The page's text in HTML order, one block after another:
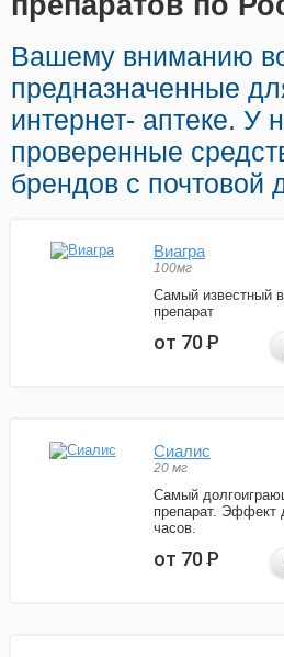
Вашему вниманию
предназначенные
интернет- аптеке. У
проверенные
брендов с почтовой
Виагра
100мг
Самый известный
препарат
от 70Р
Сиалис
20 мг
Самый
препарат. Эффект
часов.
от 70Р